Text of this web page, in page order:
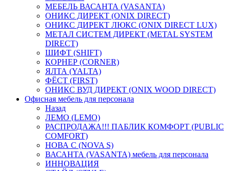
МЕБЕЛЬ ВАСАНТА (VASANTA)
ОНИКС ДИРЕКТ (ONIX DIRECT)
ОНИКС ДИРЕКТ ЛЮКС (ONIX DIRECT LUX)
МЕТАЛ СИСТЕМ ДИРЕКТ (METAL SYSTEM
DIRECT)
ШИФТ (SHIFT)
КОРНЕР (CORNER)
ЯЛТА (YALTA)
ФЁСТ (FIRST)
ОНИКС ВУД ДИРЕКТ (ONIX WOOD DIRECT)
Офисная мебель для персонала
Назад
ЛЕМО (LEMO)
РАСПРОДАЖА!!! ПАБЛИК КОМФОРТ (PUBLIC
COMFORT)
НОВА С (NOVA S)
ВАСАНТА (VASANTA) мебель для персонала
ИННОВАЦИЯ